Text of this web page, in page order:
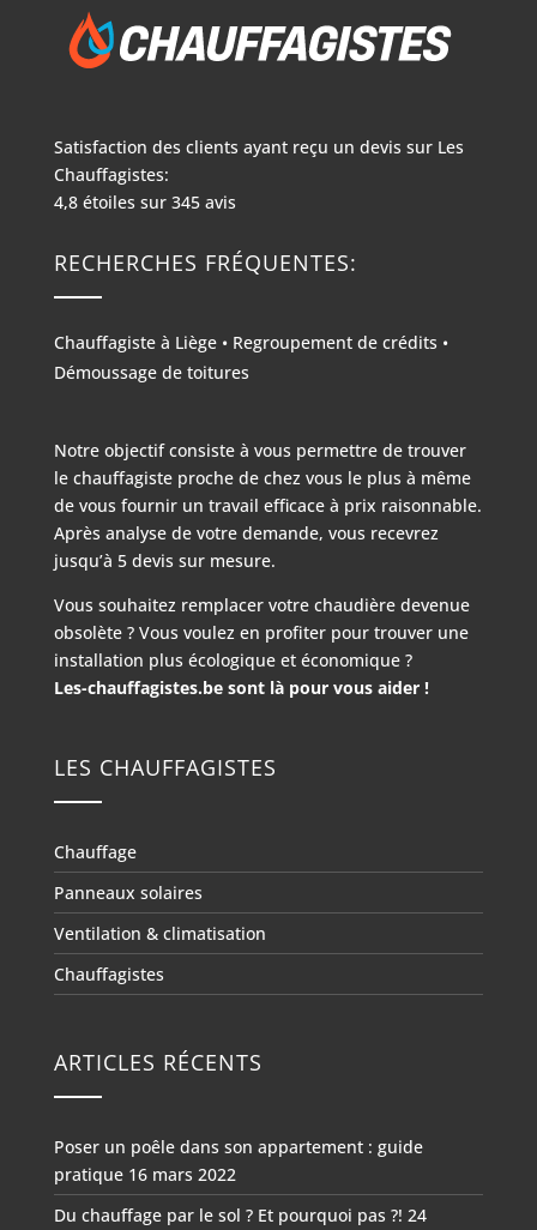
Satisfaction des clients ayant reçu un devis sur Les
Chauffagistes:
4,8étoiles sur 345avis
RECHERCHES FRÉQUENTES:
Chauffagiste à Liège• Regroupement de crédits •
Démoussage de toitures
Notre objectif consiste à vous permettre de trouver
le chauffagiste proche de chez vous le plus à même
de vous fournir un travail efficace à prix raisonnable.
Après analyse de votre demande, vous recevrez
jusqu’à 5 devis sur mesure.
Vous souhaitez remplacer votre chaudière devenue
obsolète ? Vous voulez en profiter pour trouver une
installation plus écologique et économique ?
Les-chauffagistes.be sont là pour vous aider !
LES CHAUFFAGISTES
Chauffage
Panneaux solaires
Ventilation & climatisation
Chauffagistes
ARTICLES RÉCENTS
Poser un poêle dans son appartement : guide
pratique 16 mars 2022
Du chauffage par le sol ? Et pourquoi pas ?! 24